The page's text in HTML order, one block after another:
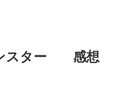
スター 感想